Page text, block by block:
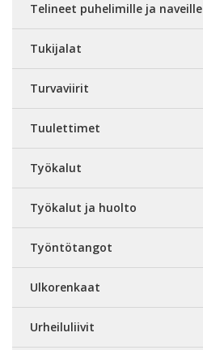
Telineet puhelimille ja naveille
Tukijalat
Turvaviirit
Tuulettimet
Työkalut
Työkalut ja huolto
Työntötangot
Ulkorenkaat
Urheiluliivit